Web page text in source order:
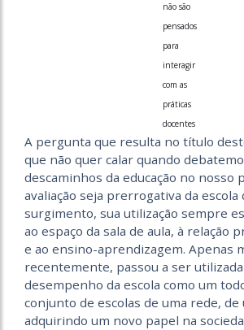
não são
pensados
para
interagir
com as
práticas
docentes
A pergunta que resulta no título
que não quer calar quando
descaminhos da educação no nosso
avaliação seja prerrogativa da escola
surgimento, sua utilização sempre
ao espaço da sala de aula, à relação
e ao ensino-aprendizagem. Apenas
recentemente, passou a ser
desempenho da escola como um
conjunto de escolas de uma rede, de
adquirindo um novo papel na